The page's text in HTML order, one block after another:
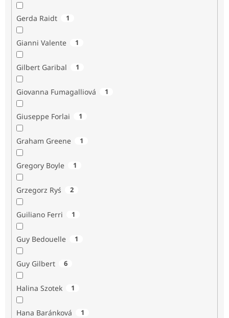
Gerda Raidt 1
Gianni Valente 1
Gilbert Garibal 1
Giovanna Fumagalliová 1
Giuseppe Forlai 1
Graham Greene 1
Gregory Boyle 1
Grzegorz Ryś 2
Guiliano Ferri 1
Guy Bedouelle 1
Guy Gilbert 6
Halina Szotek 1
Hana Baránková 1